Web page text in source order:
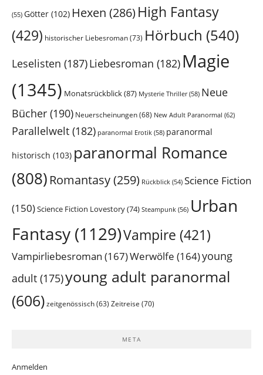
(55) Götter (102) Hexen (286) High Fantasy
(429) historischer Liebesroman(73) Hörbuch (540)
Leselisten (187)Liebesroman (182) Magie
(1345) Monatsrückblick(87) Mysterie Thriller(58) Neue
Bücher (190) Neuerscheinungen(68) New Adult Paranormal (62)
Parallelwelt (182) paranormal Erotik (58) paranormal
historisch (103) paranormal Romance
(808) Romantasy(259) Rückblick (54) Science Fiction
(150)Science Fiction Lovestory(74) Steampunk (56) Urban
Fantasy (1129)Vampire (421)
Vampirliebesroman (167)Werwölfe (164)young
adult (175)young adult paranormal
(606) zeitgenössisch (63) Zeitreise (70)
META
Anmelden